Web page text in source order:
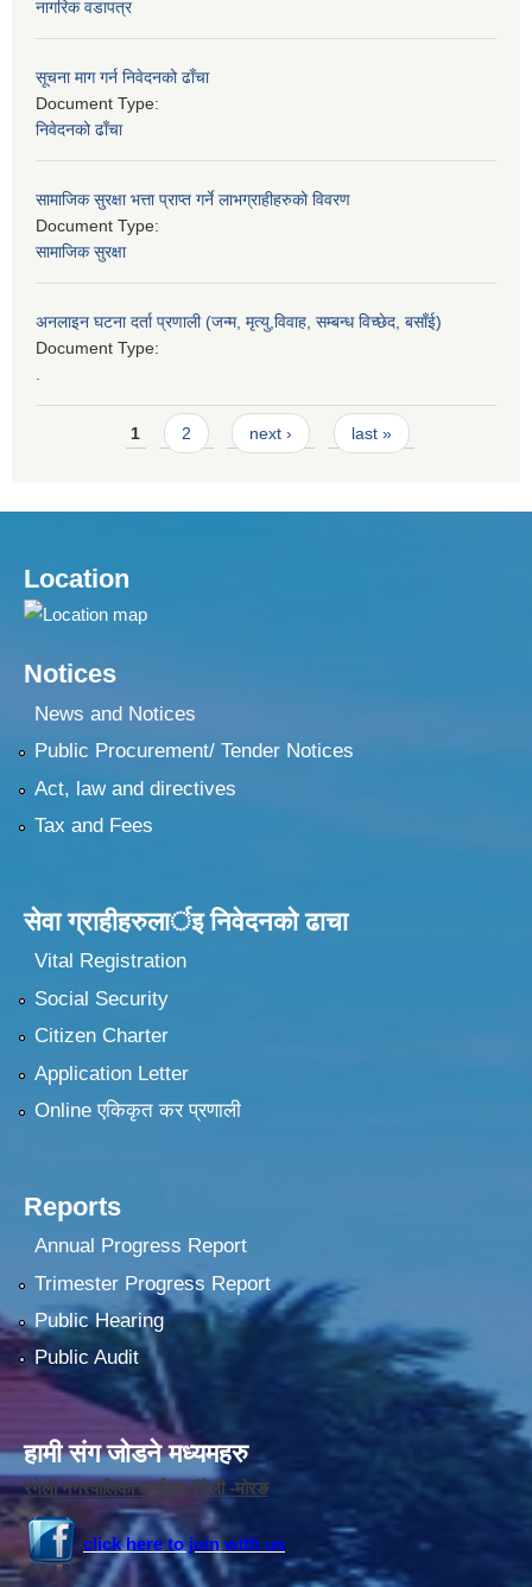
नागरिक वडापत्र
सूचना माग गर्न निवेदनको ढाँचा
Document Type:
निवेदनको ढाँचा
सामाजिक सुरक्षा भत्ता प्राप्त गर्ने लाभग्राहीहरुको विवरण
Document Type:
सामाजिक सुरक्षा
अनलाइन घटना दर्ता प्रणाली (जन्म, मृत्यु,विवाह, सम्बन्ध विच्छेद, बसाँई)
Document Type:
Pages1 2 next › last »
Location
Notices
News and Notices
Public Procurement/ Tender Notices
Act, law and directives
Tax and Fees
सेवा ग्राहीहरुलार्इ निवेदनकाे ढा‍चा
Vital Registration
Social Security
Citizen Charter
Application Letter
Online एकिकृत कर प्रणाली
Reports
Annual Progress Report
Trimester Progress Report
Public Hearing
Public Audit
हामी संग जोडने मध्यमहरु
रंगेली नगरपालिका कार्यलय,रंगेली -मोरङ
click here to join with us